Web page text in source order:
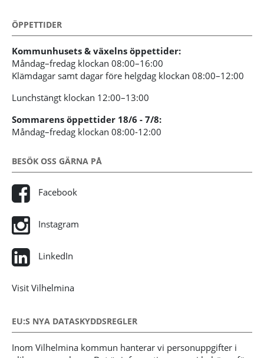
ÖPPETTIDER
Kommunhusets & växelns öppettider:
Måndag–fredag klockan 08:00–16:00
Klämdagar samt dagar före helgdag klockan 08:00–12:00
Lunchstängt klockan 12:00–13:00
Sommarens öppettider 18/6 - 7/8:
Måndag–fredag klockan 08:00-12:00
BESÖK OSS GÄRNA PÅ
Facebook
Instagram
LinkedIn
Visit Vilhelmina
EU:S NYA DATASKYDDSREGLER
Inom Vilhelmina kommun hanterar vi personuppgifter i